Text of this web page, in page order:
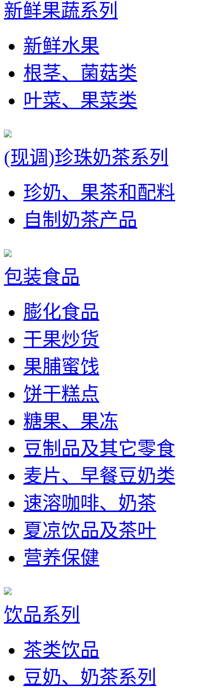
新鲜果蔬系列
新鲜水果
根茎、菌菇类
叶菜、果菜类
(现调)珍珠奶茶系列
珍奶、果茶和配料
自制奶茶产品
包装食品
膨化食品
干果炒货
果脯蜜饯
饼干糕点
糖果、果冻
豆制品及其它零食
麦片、早餐豆奶类
速溶咖啡、奶茶
夏凉饮品及茶叶
营养保健
饮品系列
茶类饮品
豆奶、奶茶系列